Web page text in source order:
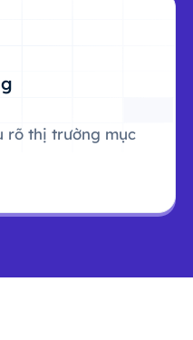
rõ thị trường mục